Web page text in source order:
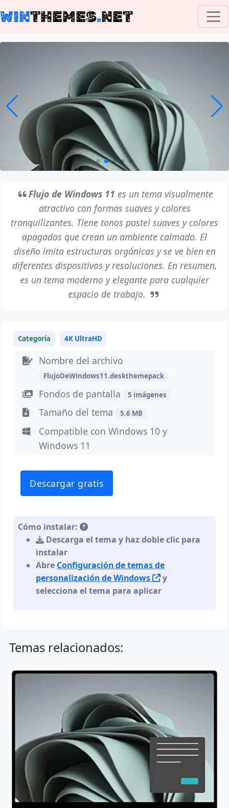
WINTHEMES.NET
Flujo de Windows 11 es un tema visualmente
atractivo con formas suaves y colores
tranquilizantes. Tiene tonos pastel suaves y colores
apagados que crean un ambiente calmado. El
diseño imita estructuras orgánicas y se ve bien en
diferentes dispositivos y resoluciones. En resumen,
es un tema moderno y elegante para cualquier
espacio de trabajo.
Categoría 4K UltraHD
Nombre del archivo
FlujoDeWindows11.deskthemepack
Fondos de pantalla 5 imágenes
Tamaño del tema 5.6 MB
Compatible con Windows 10 y
Windows 11
Descargar gratis
Cómo instalar:
Descarga el tema y haz doble clic para
instalar
Abre Configuración de temas de
personalización de Windows
y
selecciona el tema para aplicar
Temas relacionados: